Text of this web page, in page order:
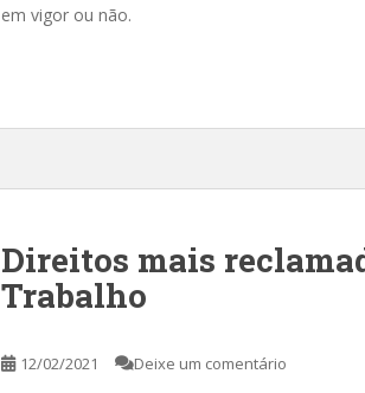
em vigor ou não.
Direitos mais
Trabalho
12/02/2021 Deixe um comentário